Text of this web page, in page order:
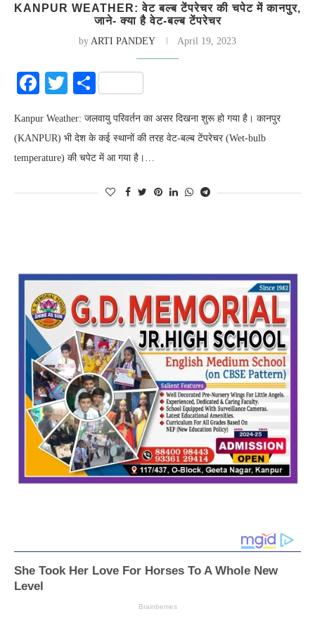
KANPUR WEATHER: वेट बल्ब टेंपरेचर की चपेट में कानपुर,
जाने- क्या है वेट-बल्ब टेंपरेचर
by ARTI PANDEY April 19, 2023
Facebook
Twitter
Share
Kanpur Weather: जलवायु परिवर्तन का असर दिखना शुरू हो गया है। कानपुर
(KANPUR) भी देश के कई स्थानों की तरह वेट-बल्ब टेंपरेचर (Wet-bulb
temperature) की चपेट में आ गया है।…